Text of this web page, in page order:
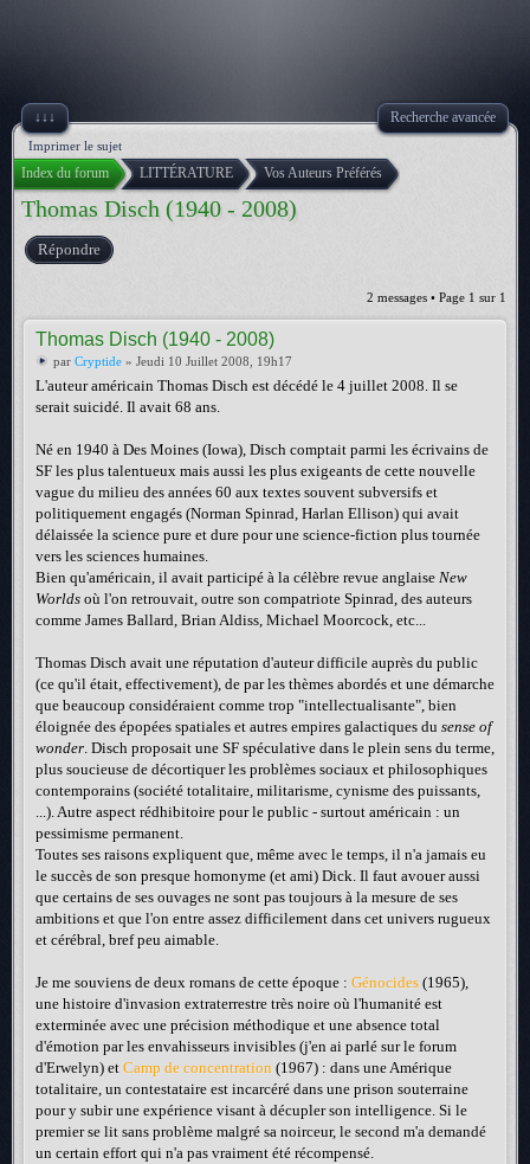
↓↓↓ Recherche avancée
Imprimer le sujet
Index du forum LITTÉRATURE Vos Auteurs Préférés
Thomas Disch (1940 - 2008)
Répondre
2 messages • Page 1 sur 1
Thomas Disch (1940 - 2008)
par Cryptide » Jeudi 10 Juillet 2008, 19h17
L'auteur américain Thomas Disch est décédé le 4 juillet 2008. Il se
serait suicidé. Il avait 68 ans.
Né en 1940 à Des Moines (Iowa), Disch comptait parmi les écrivains de
SF les plus talentueux mais aussi les plus exigeants de cette nouvelle
vague du milieu des années 60 aux textes souvent subversifs et
politiquement engagés (Norman Spinrad, Harlan Ellison) qui avait
délaissée la science pure et dure pour une science-fiction plus tournée
vers les sciences humaines.
Bien qu'américain, il avait participé à la célèbre revue anglaise New
Worlds où l'on retrouvait, outre son compatriote Spinrad, des auteurs
comme James Ballard, Brian Aldiss, Michael Moorcock, etc...
Thomas Disch avait une réputation d'auteur difficile auprès du public
(ce qu'il était, effectivement), de par les thèmes abordés et une démarche
que beaucoup considéraient comme trop "intellectualisante", bien
éloignée des épopées spatiales et autres empires galactiques du sense of
wonder. Disch proposait une SF spéculative dans le plein sens du terme,
plus soucieuse de décortiquer les problèmes sociaux et philosophiques
contemporains (société totalitaire, militarisme, cynisme des puissants,
...). Autre aspect rédhibitoire pour le public - surtout américain : un
pessimisme permanent.
Toutes ses raisons expliquent que, même avec le temps, il n'a jamais eu
le succès de son presque homonyme (et ami) Dick. Il faut avouer aussi
que certains de ses ouvages ne sont pas toujours à la mesure de ses
ambitions et que l'on entre assez difficilement dans cet univers rugueux
et cérébral, bref peu aimable.
Je me souviens de deux romans de cette époque : Génocides (1965),
une histoire d'invasion extraterrestre très noire où l'humanité est
exterminée avec une précision méthodique et une absence total
d'émotion par les envahisseurs invisibles (j'en ai parlé sur le forum
d'Erwelyn) et Camp de concentration (1967) : dans une Amérique
totalitaire, un contestataire est incarcéré dans une prison souterraine
pour y subir une expérience visant à décupler son intelligence. Si le
premier se lit sans problème malgré sa noirceur, le second m'a demandé
un certain effort qui n'a pas vraiment été récompensé.